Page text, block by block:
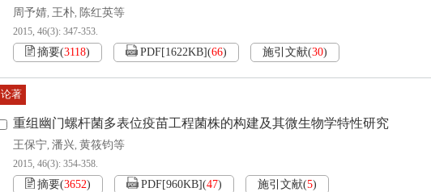
周予婧, 王朴, 陈红英等
2015, 46(3): 347-353.
摘要(3118) PDF[1622KB](66) 施引文献(30)
论著
重组幽门螺杆菌多表位疫苗工程菌株的构建及其微生物学特性研究
王保宁, 潘兴, 黄筱钧等
2015, 46(3): 354-358.
摘要(3652) PDF[960KB](47) 施引文献(5)